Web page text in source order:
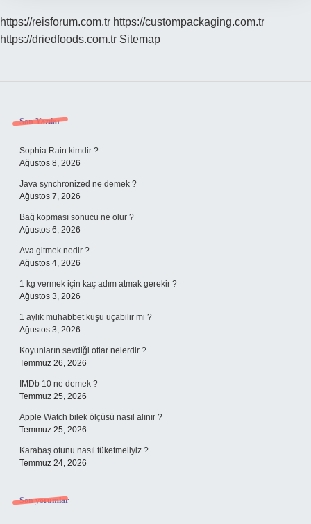
https://reisforum.com.tr https://custompackaging.com.tr
https://driedfoods.com.tr Sitemap
Sidebar
Son Yazılar
Sophia Rain kimdir ?
Ağustos 8, 2026
Java synchronized ne demek ?
Ağustos 7, 2026
Bağ kopması sonucu ne olur ?
Ağustos 6, 2026
Ava gitmek nedir ?
Ağustos 4, 2026
1 kg vermek için kaç adım atmak gerekir ?
Ağustos 3, 2026
1 aylık muhabbet kuşu uçabilir mi ?
Ağustos 3, 2026
Koyunların sevdiği otlar nelerdir ?
Temmuz 26, 2026
IMDb 10 ne demek ?
Temmuz 25, 2026
Apple Watch bilek ölçüsü nasıl alınır ?
Temmuz 25, 2026
Karabaş otunu nasıl tüketmeliyiz ?
Temmuz 24, 2026
Son yorumlar